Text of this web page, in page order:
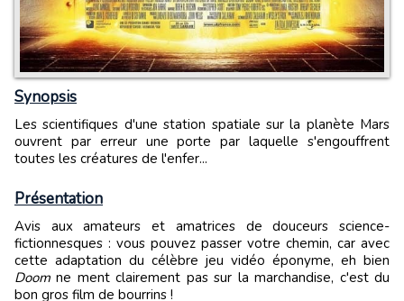
Synopsis
Les scientifiques d'une station spatiale sur la planète Mars
ouvrent par erreur une porte par laquelle s'engouffrent
toutes les créatures de l'enfer...
Présentation
Avis aux amateurs et amatrices de douceurs science-
fictionnesques : vous pouvez passer votre chemin, car avec
cette adaptation du célèbre jeu vidéo éponyme, eh bien
Doom ne ment clairement pas sur la marchandise, c'est du
bon gros film de bourrins !